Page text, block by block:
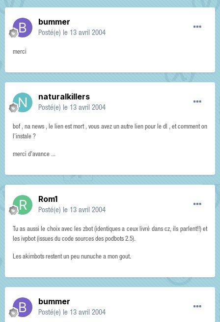
bummer
Posté(e) le 13 avril 2004
merci
naturalkillers
Posté(e) le 13 avril 2004
bof , na news , le lien est mort , vous avez un autre lien pour le dl , et comment on
l'instale ?
merci d'avance ...
Rom1
Posté(e) le 13 avril 2004
Tu as aussi le choix avec les zbot (identiques a ceux livré dans cz, ils parlent!!) et
les ivpbot (issues du code sources des podbots 2.5).
Les akimbots restent un peu nunuche a mon gout.
bummer
Posté(e) le 13 avril 2004